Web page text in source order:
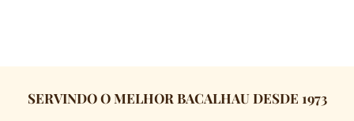
SERVINDO O MELHOR BACALHAU DESDE 1973